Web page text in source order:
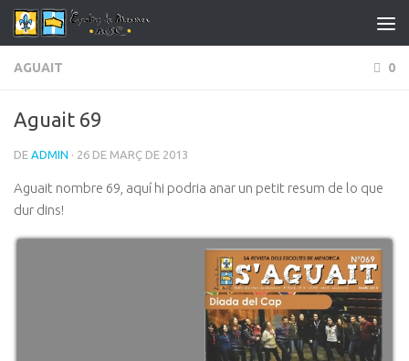
Skip to content
AGUAIT 0
Aguait 69
DE ADMIN · 26 DE MARÇ DE 2013
Aguait nombre 69, aquí hi podria anar un petit resum de lo que
dur dins!